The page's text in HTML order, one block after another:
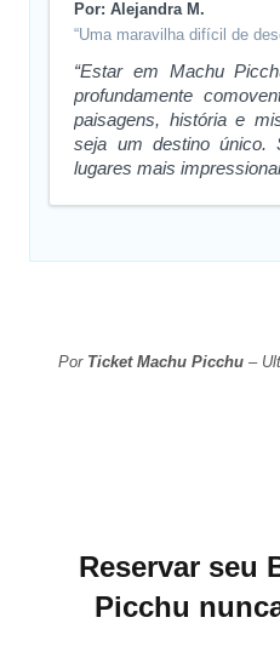
Por: Alejandra M.
“Uma maravilha difícil de
“Estar em Machu
profundamente
paisagens, história e
seja um destino único.
lugares mais
Por Ticket Machu Picchu–
Reservar seu
Picchu